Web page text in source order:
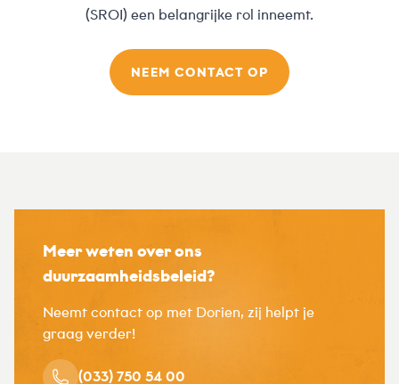
(SROI) een belangrijke rol inneemt.
NEEM CONTACT OP
Meer weten over ons
duurzaamheidsbeleid?
Neemt contact op met Dorien, zij helpt je
graag verder!
(033) 750 54 00